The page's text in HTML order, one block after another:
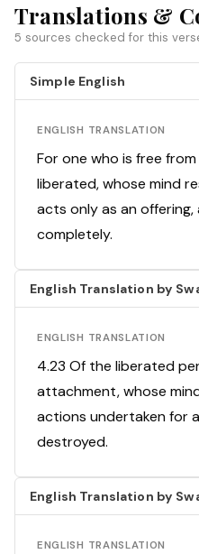
Translations &
5 sources checked for this
Simple English
ENGLISH TRANSLATION
For one who is free
liberated, whose mind
acts only as an offering,
completely.
English Translation by
ENGLISH TRANSLATION
4.23 Of the liberated
attachment, whose
actions undertaken for
destroyed.
English Translation by
ENGLISH TRANSLATION